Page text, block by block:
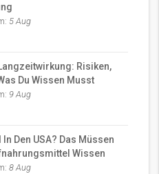
5 Aug
Risiken,
Du Wissen Musst
9 Aug
In Den USA? Das Müssen
Wissen
8 Aug